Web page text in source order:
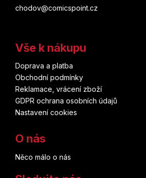
chodov@comicspoint.cz
Vše k nákupu
Doprava a platba
Obchodní podmínky
Reklamace, vrácení zboží
GDPR ochrana osobních údajů
Nastavení cookies
O nás
Něco málo o nás